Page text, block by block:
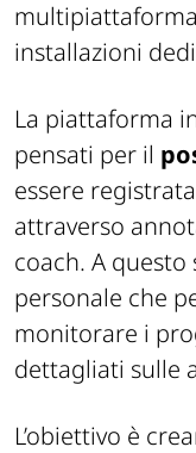
installazioni
La piattaforma
pensati per il
essere
attraverso
coach. A
personale che
monitorare i
dettagliati sulle
L’obiettivo è